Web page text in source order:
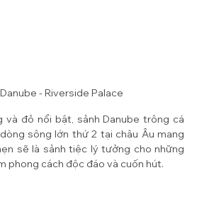
- Riverside Palace
và đỏ nổi bật, sảnh Danube trông cá
sông lớn thứ 2 tại châu Âu mang
sẽ là sảnh tiệc lý tưởng cho những
phong cách độc đáo và cuốn hút.